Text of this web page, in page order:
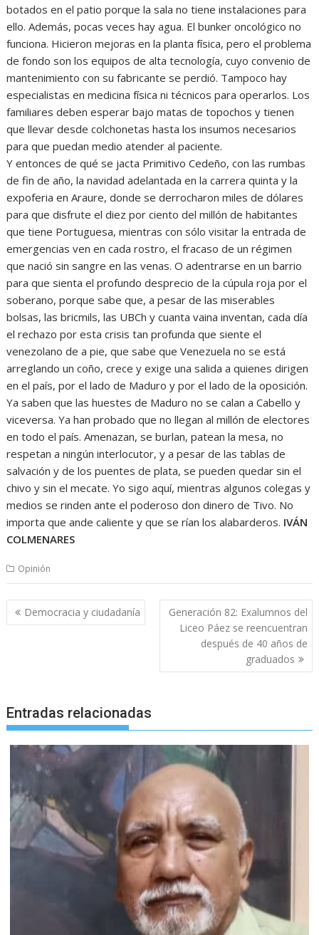
botados en el patio porque la sala no tiene instalaciones para
ello. Además, pocas veces hay agua. El bunker oncológico no
funciona. Hicieron mejoras en la planta física, pero el problema
de fondo son los equipos de alta tecnología, cuyo convenio de
mantenimiento con su fabricante se perdió. Tampoco hay
especialistas en medicina física ni técnicos para operarlos. Los
familiares deben esperar bajo matas de topochos y tienen
que llevar desde colchonetas hasta los insumos necesarios
para que puedan medio atender al paciente.
Y entonces de qué se jacta Primitivo Cedeño, con las rumbas
de fin de año, la navidad adelantada en la carrera quinta y la
expoferia en Araure, donde se derrocharon miles de dólares
para que disfrute el diez por ciento del millón de habitantes
que tiene Portuguesa, mientras con sólo visitar la entrada de
emergencias ven en cada rostro, el fracaso de un régimen
que nació sin sangre en las venas. O adentrarse en un barrio
para que sienta el profundo desprecio de la cúpula roja por el
soberano, porque sabe que, a pesar de las miserables
bolsas, las bricmils, las UBCh y cuanta vaina inventan, cada día
el rechazo por esta crisis tan profunda que siente el
venezolano de a pie, que sabe que Venezuela no se está
arreglando un coño, crece y exige una salida a quienes dirigen
en el país, por el lado de Maduro y por el lado de la oposición.
Ya saben que las huestes de Maduro no se calan a Cabello y
viceversa. Ya han probado que no llegan al millón de electores
en todo el país. Amenazan, se burlan, patean la mesa, no
respetan a ningún interlocutor, y a pesar de las tablas de
salvación y de los puentes de plata, se pueden quedar sin el
chivo y sin el mecate. Yo sigo aquí, mientras algunos colegas y
medios se rinden ante el poderoso don dinero de Tivo. No
importa que ande caliente y que se rían los alabarderos. IVÁN
COLMENARES
Opinión
Navegación
de
Democracia y ciudadanía
Generación 82: Exalumnos del
Liceo Páez se reencuentran
después de 40 años de
graduados
Entradas relacionadas